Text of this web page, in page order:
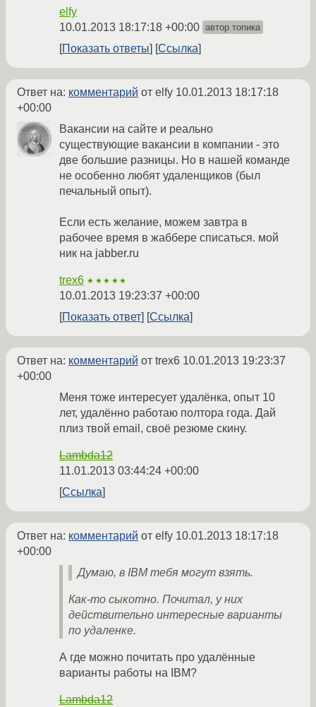
elfy
10.01.2013 18:17:18 +00:00 автор топика
Показать ответы Ссылка
Ответ на: комментарий от elfy 10.01.2013 18:17:18
+00:00
Вакансии на сайте и реально
существующие вакансии в компании - это
две большие разницы. Но в нашей команде
не особенно любят удаленщиков (был
печальный опыт).
Если есть желание, можем завтра в
рабочее время в жаббере списаться. мой
ник на jabber.ru
trex6 ★★★★★
10.01.2013 19:23:37 +00:00
Показать ответ
Ссылка
Ответ на: комментарий от trex6 10.01.2013 19:23:37
+00:00
Меня тоже интересует удалёнка, опыт 10
лет, удалённо работаю полтора года. Дай
плиз твой email, своё резюме скину.
Lambda12
11.01.2013 03:44:24 +00:00
Ссылка
Ответ на: комментарий от elfy 10.01.2013 18:17:18
+00:00
Думаю, в IBM тебя могут взять.
Как-то сыкотно. Почитал, у них
действительно интересные варианты
по удаленке.
А где можно почитать про удалённые
варианты работы на IBM?
Lambda12